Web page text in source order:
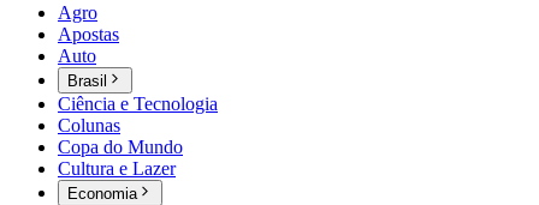
Agro
Apostas
Auto
Brasil
Ciência e Tecnologia
Colunas
Copa do Mundo
Cultura e Lazer
Economia